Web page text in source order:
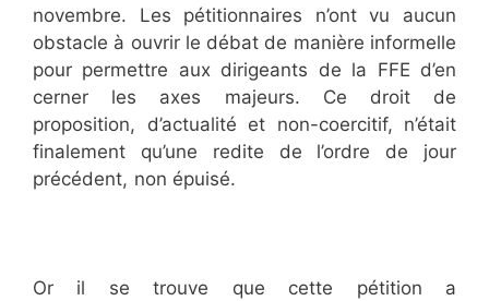
novembre. Les pétitionnaires n’ont vu aucun
obstacle à ouvrir le débat de manière informelle
pour permettre aux dirigeants de la FFE d’en
cerner les axes majeurs. Ce droit de
proposition, d’actualité et non-coercitif, n’était
finalement qu’une redite de l’ordre de jour
précédent, non épuisé.
Or il se trouve que cette pétition a